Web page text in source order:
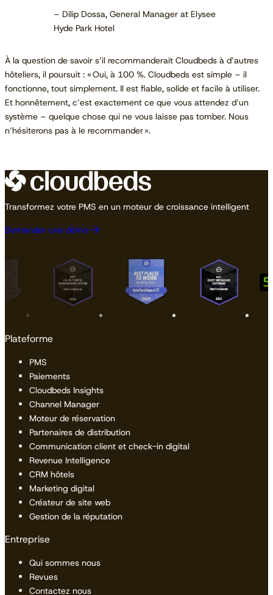
– Dilip Dossa, General Manager at Elysee
Hyde Park Hotel
À la question de savoir s’il recommanderait Cloudbeds à d’autres
hôteliers, il poursuit : «Oui, à 100 %. Cloudbeds est simple – il
fonctionne, tout simplement. Il est fiable, solide et facile à utiliser.
Et honnêtement, c’est exactement ce que vous attendez d’un
système – quelque chose qui ne vous laisse pas tomber. Nous
n’hésiterons pas à le recommander ».
Transformez votre PMS en un moteur de croissance intelligent
Demander une démo
Plateforme
PMS
Paiements
Cloudbeds Insights
Channel Manager
Moteur de réservation
Partenaires de distribution
Communication client et check-in digital
Revenue Intelligence
CRM hôtels
Marketing digital
Créateur de site web
Gestion de la réputation
Entreprise
Qui sommes nous
Revues
Contactez nous